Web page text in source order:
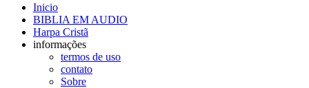
Inicio
BIBLIA EM AUDIO
Harpa Cristã
informações
termos de uso
contato
Sobre